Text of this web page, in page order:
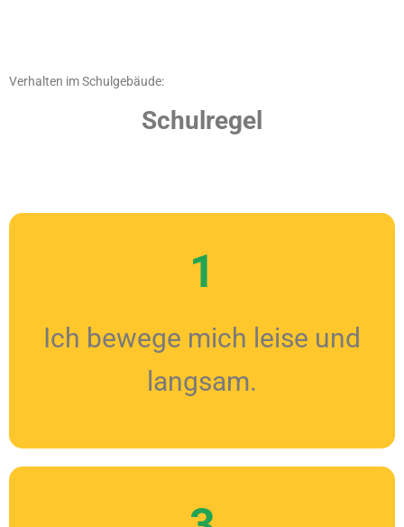
Verhalten im Schulgebäude:
Schulregel
1
Ich bewege mich leise und
langsam.